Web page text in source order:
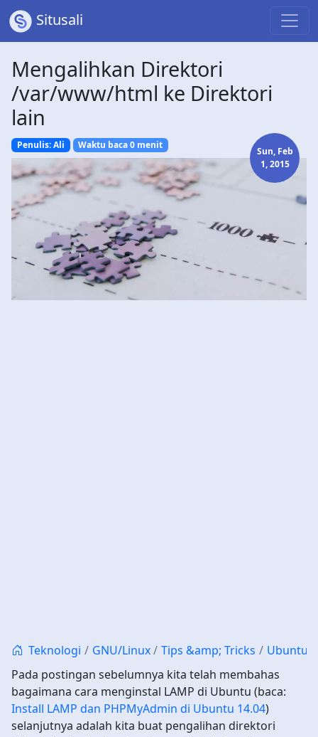
Situsali
Mengalihkan Direktori
/var/www/html ke Direktori
lain
Penulis: Ali Waktu baca 0 menit
Sun, Feb
1, 2015
Teknologi GNU/Linux Tips &amp; Tricks
Ubuntu
Pada postingan sebelumnya kita telah membahas
bagaimana cara menginstal LAMP di Ubuntu (baca:
Install LAMP dan PHPMyAdmin di Ubuntu 14.04)
selanjutnya adalah kita buat pengalihan direktori